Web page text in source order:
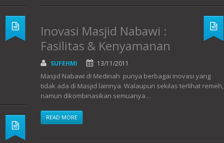
Inovasi Masjid Nabawi :
Fasilitas & Kenyamanan
SUFEHMI 13/11/2011
Masjid Nabawi di Medinah punya berbagai inovasi yang
tidak ada di Masjid lainnya. Walaupun sekilas terlihat remeh,
namun dikombinasikan semuanya…
READ MORE